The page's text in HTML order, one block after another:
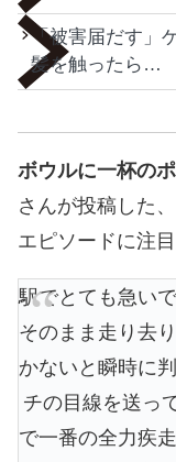
「被害届だす」
髪を触ったら…
ボウルに一杯の
さんが投稿した
エピソードに注
駅でとても急い
そのまま走り去
かないと瞬時に
チの目線を送っ
で一番の全力疾